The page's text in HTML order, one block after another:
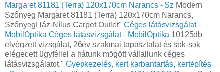
Margaret 81181 (Terra) 120x170cm Narancs - Sz Modern
Szőnyeg Margaret 81181 (Terra) 120x170cm Narancs,
SzőnyegHáz-Nílus Carpet Outlet" Céges látásvizsgálat -
MobilOptika Céges látásvizsgálat - MobilOptika 10125db
elvégzett vizsgálat, 26év szakmai tapasztalat és sok-sok
elégedett ügyféllel a hátunk mögött vállallunk céges
látásvizsgálatot." Gyepkezelés, kert karbantartás, kertépítés